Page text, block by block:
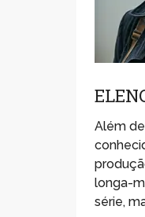
Além de
longa-
série,